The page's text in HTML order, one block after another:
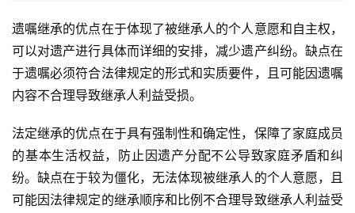
遗嘱继承的优点在于体现了被继承人的个人意愿和自主权，
可以对遗产进行具体而详细的安排，减少遗产纠纷。缺点在
于遗嘱必须符合法律规定的形式和实质要件，且可能因遗嘱
内容不合理导致继承人利益受损。
法定继承的优点在于具有强制性和确定性，保障了家庭成员
的基本生活权益，防止因遗产分配不公导致家庭矛盾和纠
纷。缺点在于较为僵化，无法体现被继承人的个人意愿，且
可能因法律规定的继承顺序和比例不合理导致继承人利益受